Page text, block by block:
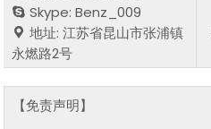
Skype: Benz_009
地址: 江苏省昆山市张浦镇
永燃路2号
【免责声明】